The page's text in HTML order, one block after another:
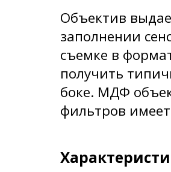
Объектив
заполнении
съемке в
получить
боке. МДФ
фильтров